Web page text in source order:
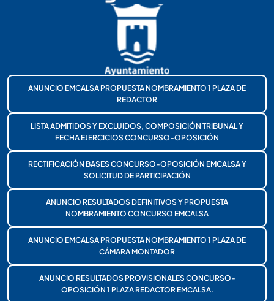
ANUNCIO EMCALSA PROPUESTA NOMBRAMIENTO 1 PLAZA DE
REDACTOR
LISTA ADMITIDOS Y EXCLUIDOS, COMPOSICIÓN TRIBUNAL Y
FECHA EJERCICIOS CONCURSO-OPOSICIÓN
RECTIFICACIÓN BASES CONCURSO-OPOSICIÓN EMCALSA Y
SOLICITUD DE PARTICIPACIÓN
ANUNCIO RESULTADOS DEFINITIVOS Y PROPUESTA
NOMBRAMIENTO CONCURSO EMCALSA
ANUNCIO EMCALSA PROPUESTA NOMBRAMIENTO 1 PLAZA DE
CÁMARA MONTADOR
ANUNCIO RESULTADOS PROVISIONALES CONCURSO-
OPOSICIÓN 1 PLAZA REDACTOR EMCALSA.